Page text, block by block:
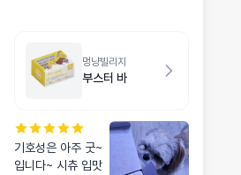
만한 성분이기에 재
구매 합니다! 참고로
3개월 차 때 부터 굿
멍냥빌리지
부스터 바
기호성은 아주 굿~
입니다~ 시츄 입맛